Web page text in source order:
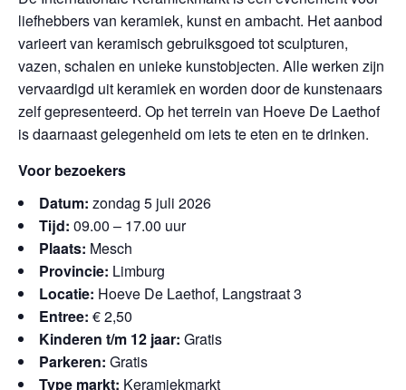
liefhebbers van keramiek, kunst en ambacht. Het aanbod
varieert van keramisch gebruiksgoed tot sculpturen,
vazen, schalen en unieke kunstobjecten. Alle werken zijn
vervaardigd uit keramiek en worden door de kunstenaars
zelf gepresenteerd. Op het terrein van Hoeve De Laethof
is daarnaast gelegenheid om iets te eten en te drinken.
Voor bezoekers
Datum: zondag 5 juli 2026
Tijd: 09.00 – 17.00 uur
Plaats: Mesch
Provincie: Limburg
Locatie: Hoeve De Laethof, Langstraat 3
Entree: € 2,50
Kinderen t/m 12 jaar: Gratis
Parkeren: Gratis
Type markt: Keramiekmarkt